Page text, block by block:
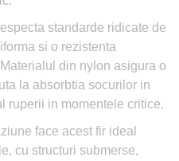
standarde ridicate de
si o rezistenta
din nylon asigura o
la absorbtia socurilor in
ruperii in momentele critice.
face acest fir ideal
cu structuri submerse,